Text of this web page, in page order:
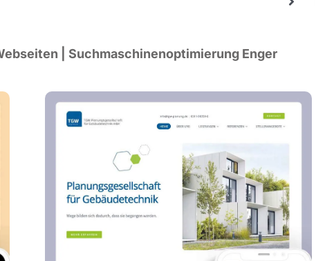
| Such­ma­schi­nen­op­ti­mie­rung Enger